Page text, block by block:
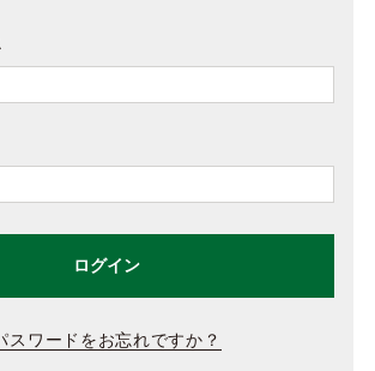
ログイン
スワードをお忘れですか？